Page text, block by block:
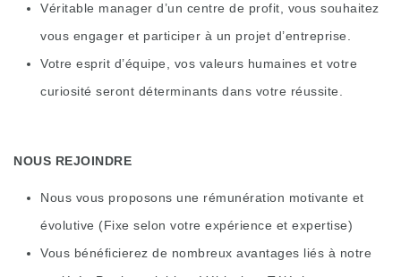
Véritable manager d’un centre de profit, vous souhaitez
vous engager et participer à un projet d’entreprise.
Votre esprit d’équipe, vos valeurs humaines et votre
curiosité seront déterminants dans votre réussite.
NOUS REJOINDRE
Nous vous proposons une rémunération motivante et
évolutive (Fixe selon votre expérience et expertise)
Vous bénéficierez de nombreux avantages liés à notre